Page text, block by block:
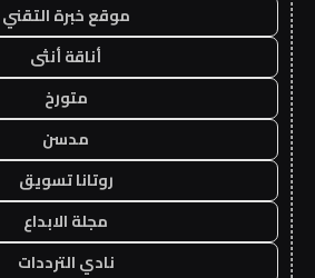
موقع خبرة التقني
أناقة أنثى
متورخ
مدسن
روتانا تسويق
مجلة الابداع
نادي الترددات